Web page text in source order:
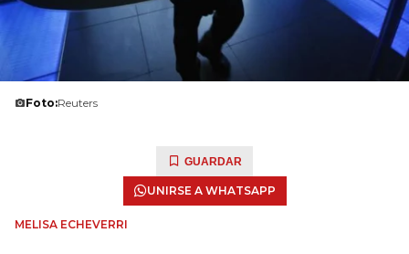
Foto:Reuters
GUARDAR
UNIRSE A WHATSAPP
MELISA ECHEVERRI